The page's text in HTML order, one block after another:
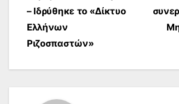
– Ιδρύθηκε το «Δίκτυο
Ελλήνων
Ριζοσπαστών»